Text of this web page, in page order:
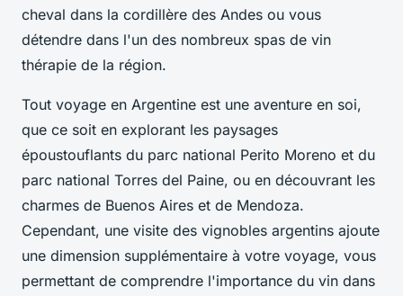
cheval dans la cordillère des Andes ou vous
détendre dans l'un des nombreux spas de vin
thérapie de la région.
Tout voyage en Argentine est une aventure en soi,
que ce soit en explorant les paysages
époustouflants du parc national Perito Moreno et du
parc national Torres del Paine, ou en découvrant les
charmes de Buenos Aires et de Mendoza.
Cependant, une visite des vignobles argentins ajoute
une dimension supplémentaire à votre voyage, vous
permettant de comprendre l'importance du vin dans